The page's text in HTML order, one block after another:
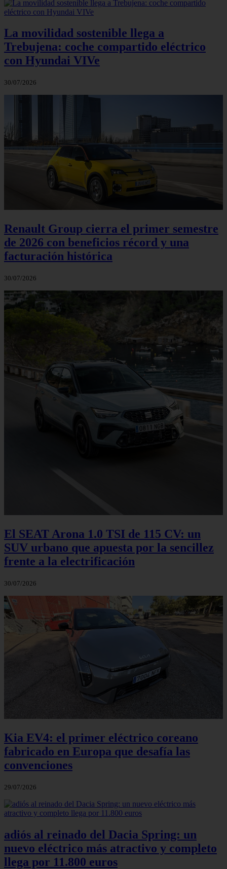
La movilidad sostenible llega a
Trebujena: coche compartido eléctrico
con Hyundai VIVe
30/07/2026
Renault Group cierra el primer semestre
de 2026 con beneficios récord y una
facturación histórica
30/07/2026
El SEAT Arona 1.0 TSI de 115 CV: un
SUV urbano que apuesta por la sencillez
frente a la electrificación
30/07/2026
Kia EV4: el primer eléctrico coreano
fabricado en Europa que desafía las
convenciones
29/07/2026
adiós al reinado del Dacia Spring: un
nuevo eléctrico más atractivo y completo
llega por 11.800 euros